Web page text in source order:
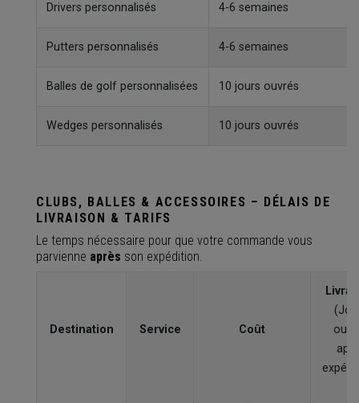
Drivers personnalisés 4-6 semaines
Putters personnalisés 4-6 semaines
Balles de golf personnalisées 10 jours ouvrés
Wedges personnalisés 10 jours ouvrés
CLUBS, BALLES & ACCESSOIRES – DÉLAIS DE
LIVRAISON & TARIFS
Le temps nécessaire pour que votre commande vous
parvienne après son expédition.
Destination Service Coût